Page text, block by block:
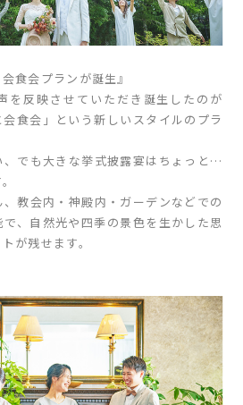
食会プランが誕生』
を反映させていただき誕生したのが
会食会」という新しいスタイルのプラ
でも大きな挙式披露宴はちょっと…
教会内・神殿内・ガーデンなどでの
、自然光や四季の景色を生かした思
が残せます。